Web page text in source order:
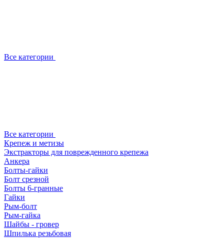
Все категории
Все категории
Крепеж и метизы
Экстракторы для поврежденного крепежа
Анкера
Болты-гайки
Болт срезной
Болты 6-гранные
Гайки
Рым-болт
Рым-гайка
Шайбы - гровер
Шпилька резьбовая